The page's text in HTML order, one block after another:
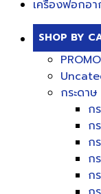
เครื่องฟอกอ
SHOP BY
กระดาษ
ก
ก
ก
ก
ก